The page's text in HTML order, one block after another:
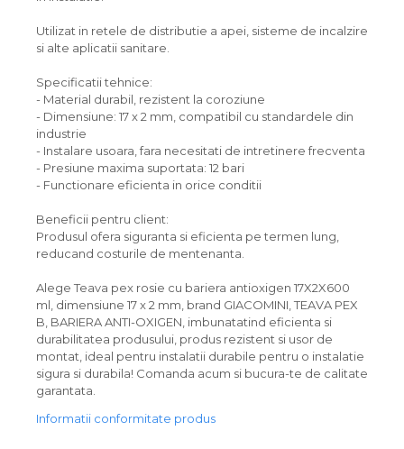
Utilizat in retele de distributie a apei, sisteme de incalzire
si alte aplicatii sanitare.
Specificatii tehnice:
- Material durabil, rezistent la coroziune
- Dimensiune: 17 x 2 mm, compatibil cu standardele din
industrie
- Instalare usoara, fara necesitati de intretinere frecventa
- Presiune maxima suportata: 12 bari
- Functionare eficienta in orice conditii
Beneficii pentru client:
Produsul ofera siguranta si eficienta pe termen lung,
reducand costurile de mentenanta.
Alege Teava pex rosie cu bariera antioxigen 17X2X600
ml, dimensiune 17 x 2 mm, brand GIACOMINI, TEAVA PEX
B, BARIERA ANTI-OXIGEN, imbunatatind eficienta si
durabilitatea produsului, produs rezistent si usor de
montat, ideal pentru instalatii durabile pentru o instalatie
sigura si durabila! Comanda acum si bucura-te de calitate
garantata.
Informatii conformitate produs